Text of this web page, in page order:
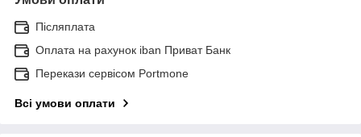
Післяплата
Оплата на рахунок iban Приват Банк
Перекази сервісом Portmone
Всі умови оплати